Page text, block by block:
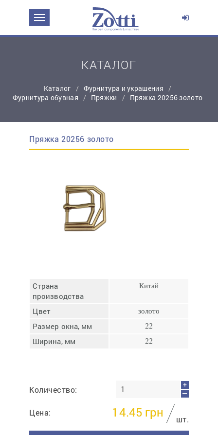
КАТАЛОГ
Каталог
Фурнитура и украшения
Фурнитура обувная
Пряжки Пряжка 20256 золото
Пряжка 20256 золото
Страна
производства
Китай
Цвет золото
Размер окна, мм 22
Ширина, мм 22
Количество:
+
—
Цена: 14.45 грн
шт.
ЗАДАТЬ ВОПРОС О ПРОДУКТЕ
Эл. почта:*
Контактный телефон:*